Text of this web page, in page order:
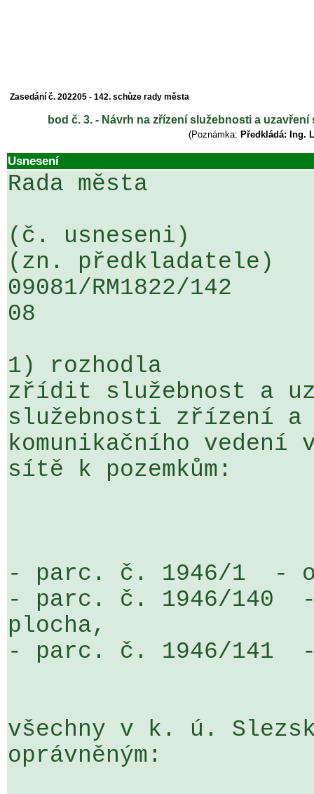
Zasedání č. 202205 - 142. schůze rady města
bod č. 3. - Návrh na zřízení služebnosti a
(Poznámka: Předkládá: Ing.
Usnesení
Rada města
(č. usneseni)
(zn. předkladatele)
09081/RM1822/
08
1) rozhodla
zřídit služebnost a
služebnosti zřízení a
komunikačního
sítě k pozemkům:
- parc. č. 1946/1  -
- parc. č. 1946/140
plocha,
- parc. č. 1946/141
všechny v k. ú.
oprávněným: